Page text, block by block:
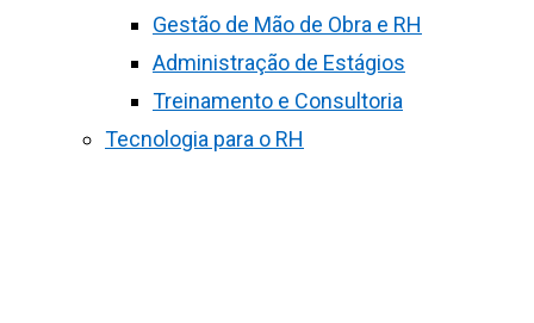
Gestão de Mão de Obra e RH
Administração de Estágios
Treinamento e Consultoria
Tecnologia para o RH